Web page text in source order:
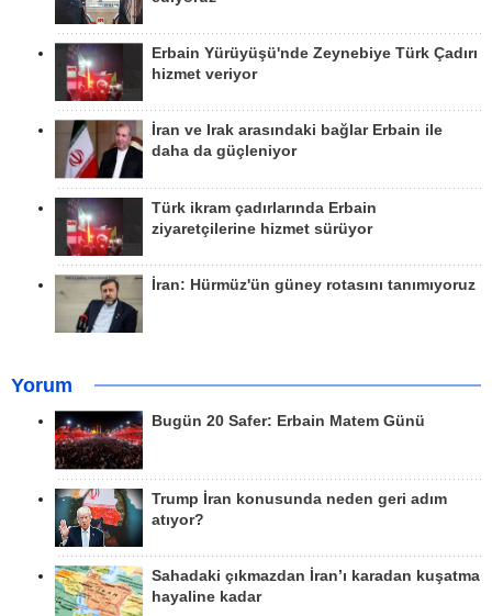
Erbain Yürüyüşü'nde Zeynebiye Türk Çadırı
hizmet veriyor
İran ve Irak arasındaki bağlar Erbain ile
daha da güçleniyor
Türk ikram çadırlarında Erbain
ziyaretçilerine hizmet sürüyor
İran: Hürmüz'ün güney rotasını tanımıyoruz
Yorum
Bugün 20 Safer: Erbain Matem Günü
Trump İran konusunda neden geri adım
atıyor?
Sahadaki çıkmazdan İran’ı karadan kuşatma
hayaline kadar